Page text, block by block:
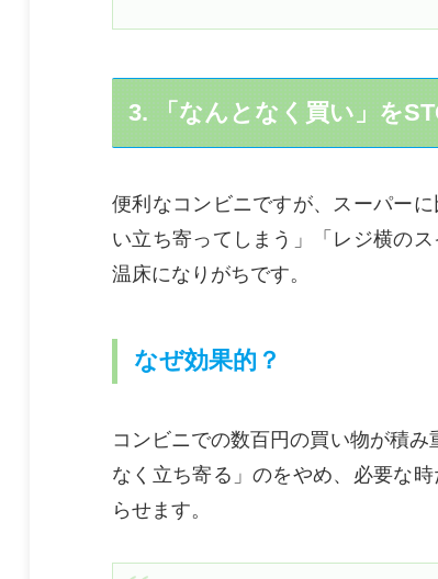
3. 「なんとなく買い」を
便利なコンビニですが、スーパー
い立ち寄ってしまう」「レジ横の
温床になりがちです。
なぜ効果的？
コンビニでの数百円の買い物が積
なく立ち寄る」のをやめ、必要な
らせます。